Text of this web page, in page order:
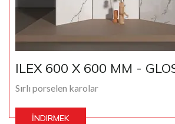
ILEX 600 X 600 MM -
Sırlı porselen karolar
İNDIRMEK